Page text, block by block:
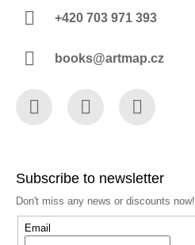
+420 703 971 393
books@artmap.cz
Subscribe to newsletter
Don't miss any news or discounts now!
Email